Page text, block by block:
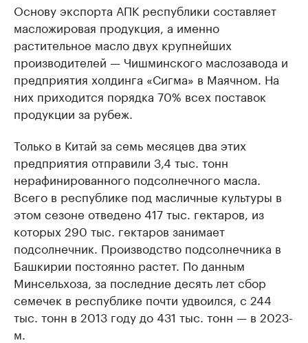
Основу экспорта АПК республики составляет
масложировая продукция, а именно
растительное масло двух крупнейших
производителей — Чишминского маслозавода и
предприятия холдинга «Сигма» в Маячном. На
них приходится порядка 70% всех поставок
продукции за рубеж.
Только в Китай за семь месяцев два этих
предприятия отправили 3,4 тыс. тонн
нерафинированного подсолнечного масла.
Всего в республике под масличные культуры в
этом сезоне отведено 417 тыс. гектаров, из
которых 290 тыс. гектаров занимает
подсолнечник. Производство подсолнечника в
Башкирии постоянно растет. По данным
Минсельхоза, за последние десять лет сбор
семечек в республике почти удвоился, с 244
тыс. тонн в 2013 году до 431 тыс. тонн — в 2023-
м.